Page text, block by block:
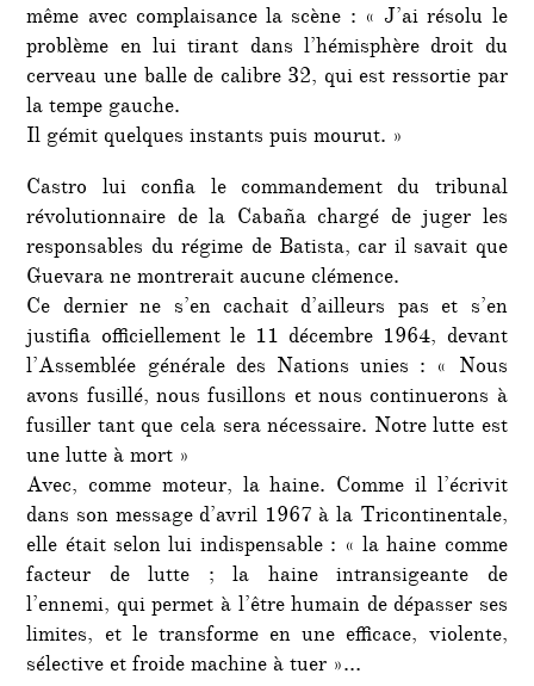
même avec complaisance la scène : « J’ai résolu le
problème en lui tirant dans l’hémisphère droit du
cerveau une balle de calibre 32, qui est ressortie par
la tempe gauche.
Il gémit quelques instants puis mourut. »
Castro lui confia le commandement du tribunal
révolutionnaire de la Cabaña chargé de juger les
responsables du régime de Batista, car il savait que
Guevara ne montrerait aucune clémence.
Ce dernier ne s’en cachait d’ailleurs pas et s’en
justifia officiellement le 11 décembre 1964, devant
l’Assemblée générale des Nations unies : « Nous
avons fusillé, nous fusillons et nous continuerons à
fusiller tant que cela sera nécessaire. Notre lutte est
une lutte à mort »
Avec, comme moteur, la haine. Comme il l’écrivit
dans son message d’avril 1967 à la Tricontinentale,
elle était selon lui indispensable : « la haine comme
facteur de lutte ; la haine intransigeante de
l’ennemi, qui permet à l’être humain de dépasser ses
limites, et le transforme en une efficace, violente,
sélective et froide machine à tuer »…